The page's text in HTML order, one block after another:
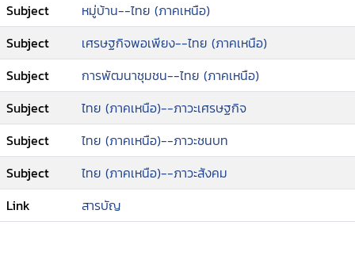
Subject
หมู่บ้าน--ไทย (ภาคเหนือ)
Subject
เศรษฐกิจพอเพียง--ไทย (ภาคเหนือ)
Subject
การพัฒนาชุมชน--ไทย (ภาคเหนือ)
Subject
ไทย (ภาคเหนือ)--ภาวะเศรษฐกิจ
Subject
ไทย (ภาคเหนือ)--ภาวะชนบท
Subject
ไทย (ภาคเหนือ)--ภาวะสังคม
Link
สารบัญ